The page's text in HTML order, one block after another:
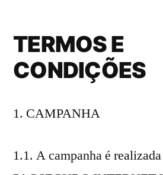
TERMOS E
CONDIÇÕES
CAMPANHA
1.1. A campanha é